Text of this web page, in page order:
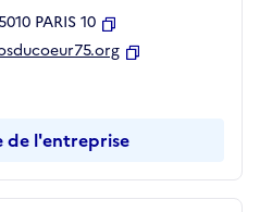
PARIS 10
Copier
de l'entreprise